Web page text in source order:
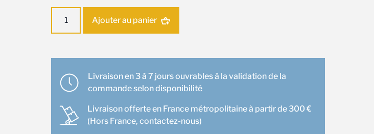
Ensemble
Murale
Gree
Fair
Ajouter au panier
Livraison en 3 à 7 jours ouvrables à la validation de la
commande selon disponibilité
Livraison offerte en France métropolitaine à partir de 300 €
(Hors France, contactez-nous)